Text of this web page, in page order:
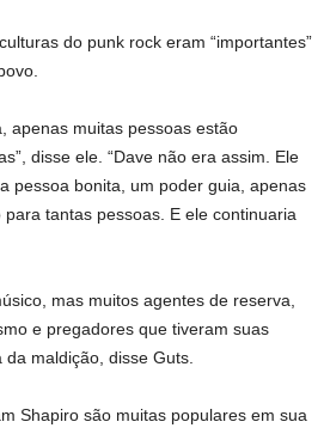
do punk rock eram “importantes”
apenas muitas pessoas estão
disse ele. “Dave não era assim. Ele
pessoa bonita, um poder guia, apenas
tantas pessoas. E ele continuaria
mas muitos agentes de reserva,
e pregadores que tiveram suas
maldição, disse Guts.
Shapiro são muitas populares em sua